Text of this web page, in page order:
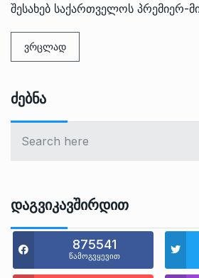
შესახებ საქართველოს პრემიერ-
ვრცლად
Ძებნა
Დაგვიკავშირდით
875541
წამოგვყევით